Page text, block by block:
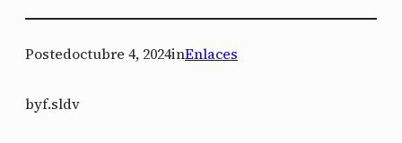
Postedoctubre 4, 2024inEnlaces
byf.sldv